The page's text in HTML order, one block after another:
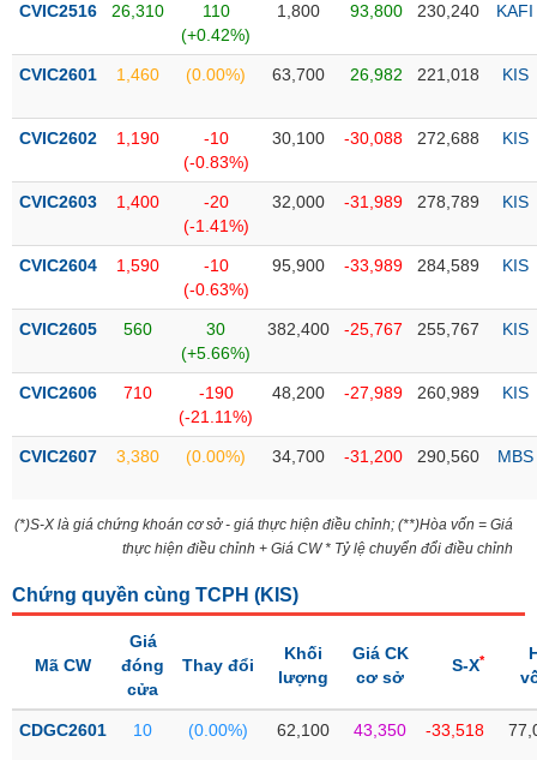
thái
phiếu
mô
thị
Niêm
Niêm
mới
yết
yết
dõi
biệt
CVIC2516 26,310
110
(+0.42%)
1,800 93,800 230,240 KAFI
CVIC2601 1,460 (0.00%) 63,700 26,982 221,018 KIS
CVIC2602 1,190
-10
(-0.83%)
30,100 -30,088 272,688 KIS
CVIC2603 1,400
-20
(-1.41%)
32,000 -31,989 278,789 KIS
CVIC2604 1,590
-10
(-0.63%)
95,900 -33,989 284,589 KIS
CVIC2605 560
30
(+5.66%)
382,400 -25,767 255,767 KIS
CVIC2606 710
-190
(-21.11%)
48,200 -27,989 260,989 KIS
CVIC2607 3,380 (0.00%) 34,700 -31,200 290,560 MBS
(*)S-X là giá chứng khoán cơ sở - giá thực hiện điều chỉnh; (**)Hòa vốn = Giá
thực hiện điều chỉnh + Giá CW * Tỷ lệ chuyển đổi điều chỉnh
Chứng quyền cùng TCPH (KIS)
Mã CW
Giá
đóng
cửa
Thay đổi
Khối
lượng
Giá CK
cơ sở
S-X*
CDGC2601 10 (0.00%) 62,100 43,350 -33,518
NGÀNH
DOANH
NGHIỆP
PHIẾU
PHÁI
TRÁI
PHIẾU
CỤ
TƯ